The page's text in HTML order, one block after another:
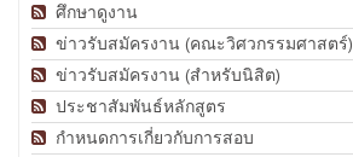
ศึกษาดูงาน
ข่าวรับสมัครงาน (คณะวิศวกรรมศาสตร์)
ข่าวรับสมัครงาน (สำหรับนิสิต)
ประชาสัมพันธ์หลักสูตร
กำหนดการเกี่ยวกับการสอบ